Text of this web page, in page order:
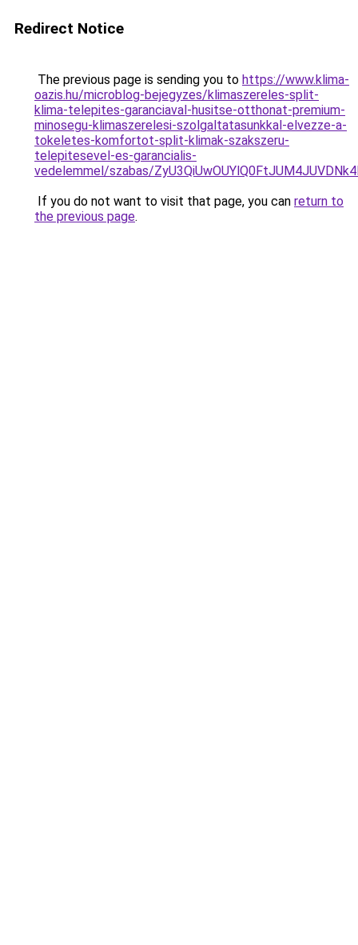
Redirect Notice
The previous page is sending you to https://www.klima-
oazis.hu/microblog-bejegyzes/klimaszereles-split-
klima-telepites-garanciaval-husitse-otthonat-premium-
minosegu-klimaszerelesi-szolgaltatasunkkal-elvezze-a-
tokeletes-komfortot-split-klimak-szakszeru-
telepitesevel-es-garancialis-
vedelemmel/szabas/
If you do not want to visit that page, you can return to
the previous page.